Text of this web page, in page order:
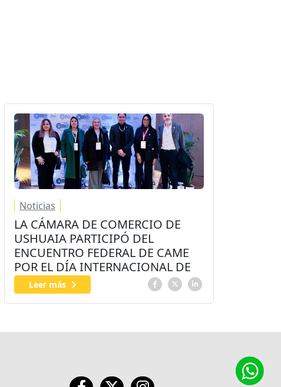
Noticias
LA CÁMARA DE COMERCIO DE
USHUAIA PARTICIPÓ DEL
ENCUENTRO FEDERAL DE CAME
POR EL DÍA INTERNACIONAL DE
LAS PyMEs
Leer más